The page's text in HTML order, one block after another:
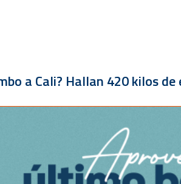
a Cali? Hallan 420 kilos